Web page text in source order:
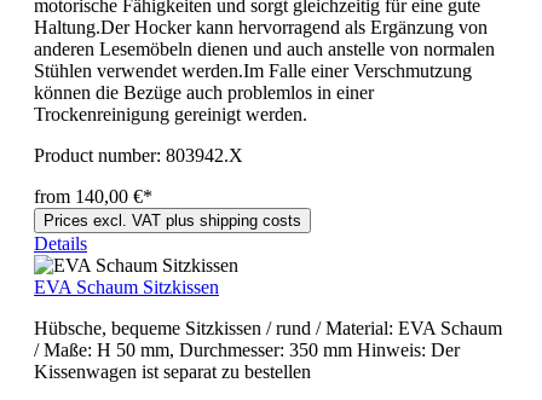
motorische Fähigkeiten und sorgt gleichzeitig für eine gute
Haltung.Der Hocker kann hervorragend als Ergänzung von
anderen Lesemöbeln dienen und auch anstelle von normalen
Stühlen verwendet werden.Im Falle einer Verschmutzung
können die Bezüge auch problemlos in einer
Trockenreinigung gereinigt werden.
Product number: 803942.X
from 140,00 €*
Prices excl. VAT plus shipping costs
Details
EVA Schaum Sitzkissen
Hübsche, bequeme Sitzkissen / rund / Material: EVA Schaum
/ Maße: H 50 mm, Durchmesser: 350 mm Hinweis: Der
Kissenwagen ist separat zu bestellen